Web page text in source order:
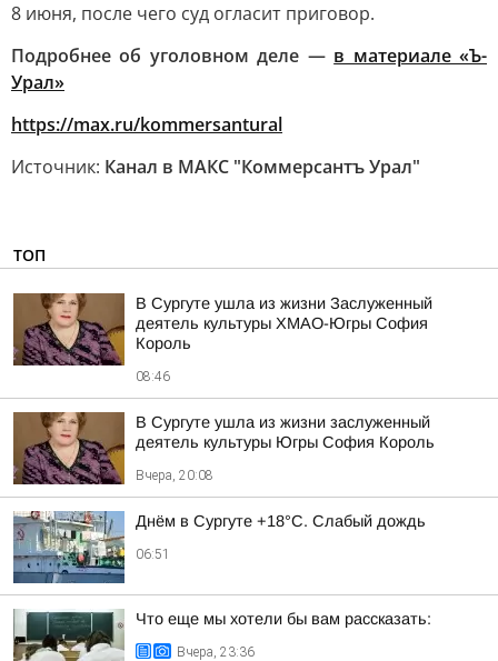
8 июня, после чего суд огласит приговор.
Подробнее об уголовном деле — в материале «Ъ-
Урал»
https://max.ru/kommersantural
Источник: Канал в МАКС "Коммерсантъ Урал"
ТОП
В Сургуте ушла из жизни Заслуженный
деятель культуры ХМАО-Югры София
Король
08:46
В Сургуте ушла из жизни заслуженный
деятель культуры Югры София Король
Вчера, 20:08
Днём в Сургуте +18°С. Слабый дождь
06:51
Что еще мы хотели бы вам рассказать:
Вчера, 23:36